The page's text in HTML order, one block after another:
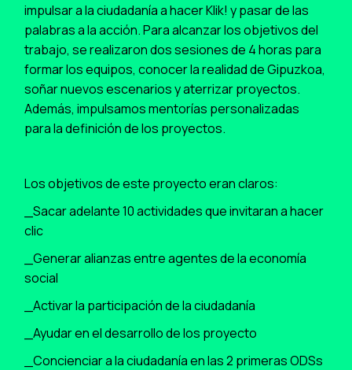
impulsar a la ciudadanía a hacer Klik! y pasar de las
palabras a la acción. Para alcanzar los objetivos del
trabajo, se realizaron dos sesiones de 4 horas para
formar los equipos, conocer la realidad de Gipuzkoa,
soñar nuevos escenarios y aterrizar proyectos.
Además, impulsamos mentorías personalizadas
para la definición de los proyectos.
Los objetivos de este proyecto eran claros:
_Sacar adelante 10 actividades que invitaran a hacer
clic
_Generar alianzas entre agentes de la economía
social
_Activar la participación de la ciudadanía
_Ayudar en el desarrollo de los proyecto
_Concienciar a la ciudadanía en las 2 primeras ODSs